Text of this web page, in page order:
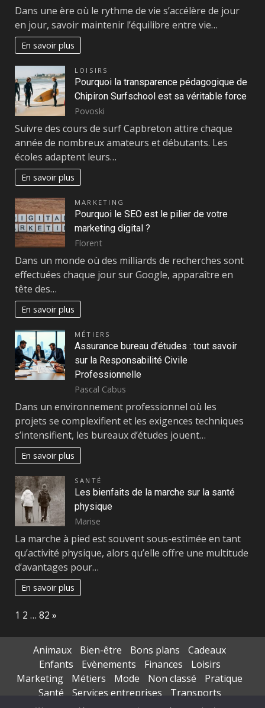
Dans une ère où le rythme de vie s’accélère de jour
en jour, savoir maintenir l’équilibre entre vie…
En savoir plus
LOISIRS
Pourquoi la transparence pédagogique de
Chipiron Surfschool est sa véritable force
Povoski
Suivre des cours de surf Capbreton attire chaque
année de nombreux amateurs et débutants. Les
écoles adaptent leurs…
En savoir plus
MARKETING
Pourquoi le SEO est le pilier de votre
marketing digital ?
Florent
Dans un monde où des milliards de recherches sont
effectuées chaque jour sur Google, apparaître en
tête des…
En savoir plus
MÉTIERS
Assurance bureau d’études : tout savoir
sur la Responsabilité Civile
Professionnelle
Pascal Cabus
Dans un environnement professionnel où les
projets se complexifient et les exigences techniques
s’intensifient, les bureaux d’études jouent…
En savoir plus
SANTÉ
Les bienfaits de la marche sur la santé
physique
Marise
La marche à pied est souvent sous-estimée en tant
qu’activité physique, alors qu’elle offre une multitude
d’avantages pour…
En savoir plus
Page:
1 2 … 82 Next
»
Animaux Bien-être Bons plans
Cadeaux
Enfants
Evènements Finances
Loisirs
Marketing
Métiers Mode Non classé
Pratique
Santé
Services entreprises
Transports